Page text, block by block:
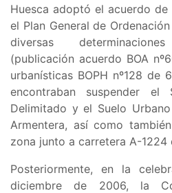
Huesca adoptó el acuerdo
el Plan General de
diversas
(publicación acuerdo BOA
urbanísticas BOPH nº128 de
encontraban suspender el
Delimitado y el Suelo
Armentera, así como
zona junto a carretera A-1224
Posteriormente, en la
diciembre de 2006, la